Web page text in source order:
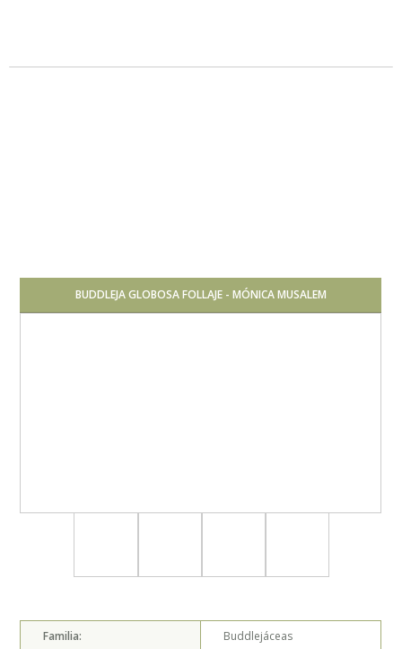
BUDDLEJA GLOBOSA FOLLAJE - MÓNICA MUSALEM
Familia: Buddlejáceas